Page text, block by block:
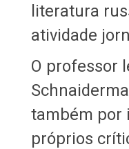
literatura
atividade
O professor
também por
próprios